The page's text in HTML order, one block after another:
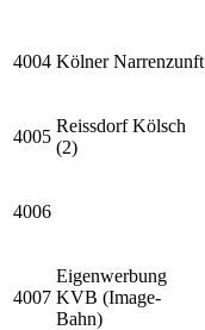
4004 Kölner Narrenzunft
4005
Reissdorf Kölsch
(2)
4006
4007
Eigenwerbung
KVB (Image-
Bahn)